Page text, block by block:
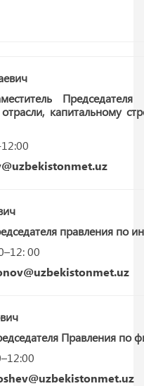
капитальному
правления по
00
Правления по